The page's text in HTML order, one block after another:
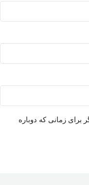
برای زمانی که دوباره